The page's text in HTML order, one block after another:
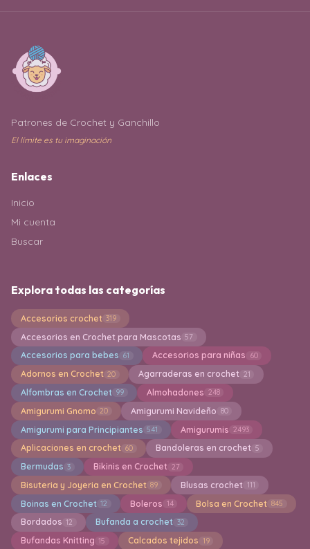
Patrones de Crochet y Ganchillo
El límite es tu imaginación
Enlaces
Inicio
Mi cuenta
Buscar
Explora todas las categorías
Accesorios crochet 319
Accesorios en Crochet para Mascotas 57
Accesorios para bebes 61 Accesorios para niñas 60
Adornos en Crochet 20 Agarraderas en crochet 21
Alfombras en Crochet 99 Almohadones 248
Amigurumi Gnomo 20 Amigurumi Navideño 80
Amigurumi para Principiantes 541 Amigurumis 2493
Aplicaciones en crochet 60 Bandoleras en crochet 5
Bermudas 3 Bikinis en Crochet 27
Bisuteria y Joyeria en Crochet 89 Blusas crochet 111
Boinas en Crochet 12 Boleros 14 Bolsa en Crochet 845
Bordados 12 Bufanda a crochet 32
Bufandas Knitting 15 Calcados tejidos 19